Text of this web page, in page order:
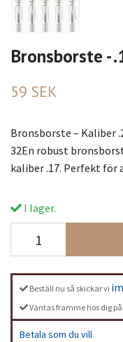
Bronsborste -
59 SEK
Bronsborste – Kaliber
32En robust
kaliber .17. Perfekt för
I lager.
Beställ nu så skickar vi
Väntas framme hos dig på
Betala som du vill